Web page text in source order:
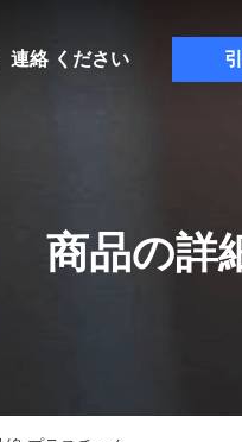
連絡 ください
商品の詳